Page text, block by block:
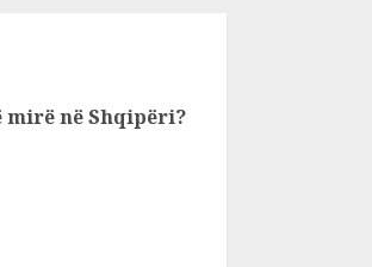
mirë në Shqipëri?